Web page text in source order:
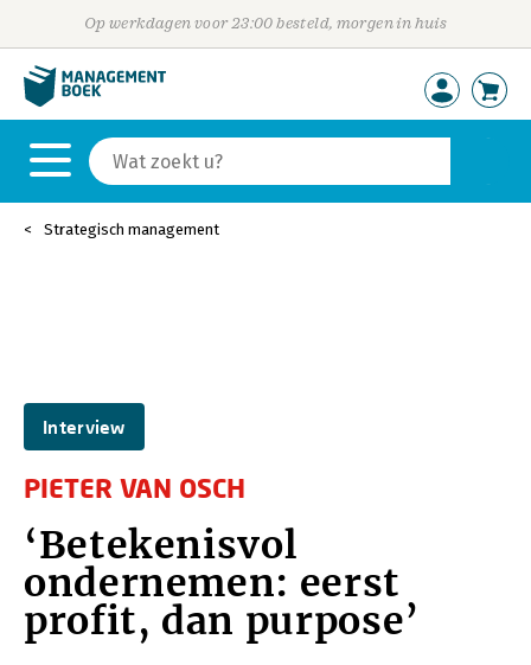
Op werkdagen voor 23:00 besteld, morgen in huis
Strategisch management
Interview
PIETER VAN OSCH
‘Betekenisvol
ondernemen: eerst
profit, dan purpose’